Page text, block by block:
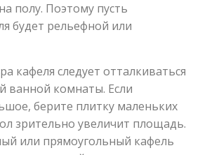
полу. Поэтому пусть
будет рельефной или
кафеля следует отталкиваться
ванной комнаты. Если
берите плитку маленьких
зрительно увеличит площадь.
или прямоугольный кафель